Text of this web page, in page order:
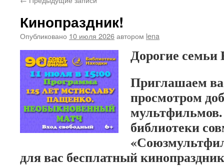
Кинопраздник!
Опубликовано 10 июля 2026автором lena
Дорогие семьи
Приглашаем
просмотром
мультфильмов.
библиотеки
для вас бесплатный